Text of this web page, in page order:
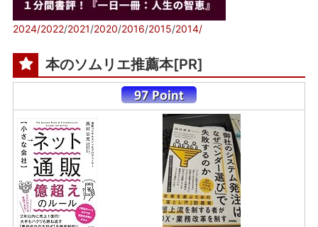
2024/2022/2021/2020/2016/2015/2014/
本のソムリエ推薦本[PR]